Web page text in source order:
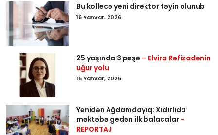
Bu kollecə yeni direktor təyin olunub
16 Yanvar, 2026
25 yaşında 3 peşə – Elvira Rəfizadənin
uğur yolu
16 Yanvar, 2026
Yenidən Ağdamdayıq: Xıdırlıda
məktəbə gedən ilk balacalar -
REPORTAJ